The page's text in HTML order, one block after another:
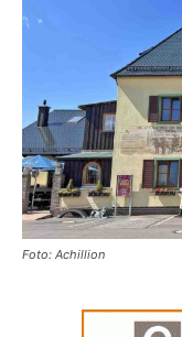
Foto: Achillion